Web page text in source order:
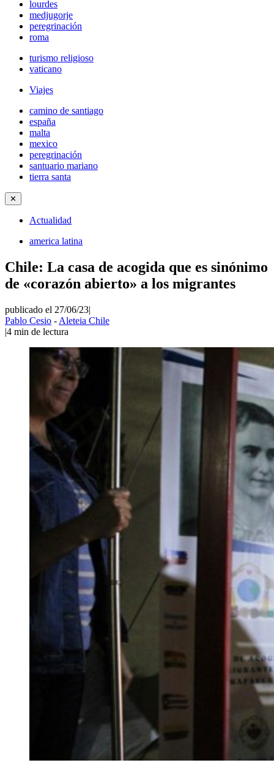
lourdes
medjugorje
peregrinación
roma
turismo religioso
vaticano
Viajes
camino de santiago
españa
malta
mexico
peregrinación
santuario mariano
tierra santa
✕
Actualidad
america latina
Chile: La casa de acogida que es sinónimo
de «corazón abierto» a los migrantes
publicado el 27/06/23|
Pablo Cesio - Aleteia Chile
|4 min de lectura